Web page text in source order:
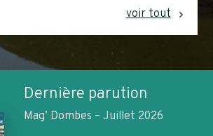
voir tout
Dernière parution
Mag’ Dombes – Juillet 2026